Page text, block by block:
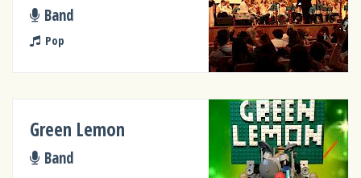
Band
Pop
Green Lemon
Band